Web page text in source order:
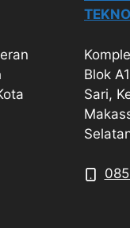
Blok
Sari,